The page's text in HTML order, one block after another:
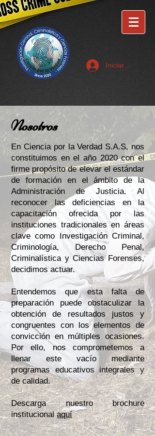
Iniciar sesión
Nosotros
En Ciencia por la Verdad S.A.S, nos
constituimos en el año 2020 con el
firme propósito de elevar el estándar
de formación en el ámbito de la
Administración de Justicia. Al
reconocer las deficiencias en la
capacitación ofrecida por las
instituciones tradicionales en áreas
clave como Investigación Criminal,
Criminología, Derecho Penal,
Criminalística y Ciencias Forenses,
decidimos actuar.
Entendemos que esta falta de
preparación puede obstaculizar la
obtención de resultados justos y
congruentes con los elementos de
convicción en múltiples ocasiones.
Por ello, nos comprometemos a
llenar este vacío mediante
programas educativos integrales y
de calidad.
Descarga nuestro brochure
institucionalaquí